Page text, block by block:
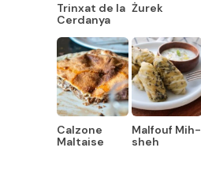
Trinxat de la
Cerdanya
Żurek
Calzone
Maltaise
Malfouf Mih-
sheh